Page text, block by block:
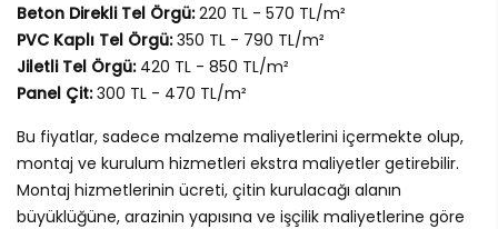
Beton Direkli Tel Örgü:220 TL - 570 TL/m²
PVC Kaplı Tel Örgü:350 TL - 790 TL/m²
Jiletli Tel Örgü:420 TL - 850 TL/m²
Panel Çit:300 TL - 470 TL/m²
Bu fiyatlar, sadece malzeme maliyetlerini içermekte olup,
montaj ve kurulum hizmetleri ekstra maliyetler getirebilir.
Montaj hizmetlerinin ücreti, çitin kurulacağı alanın
büyüklüğüne, arazinin yapısına ve işçilik maliyetlerine göre